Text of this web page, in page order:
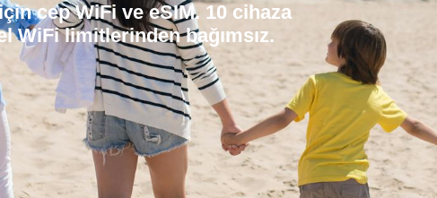
cep WiFi ve eSIM. 10 cihaza
WiFi limitlerinden bağımsız.